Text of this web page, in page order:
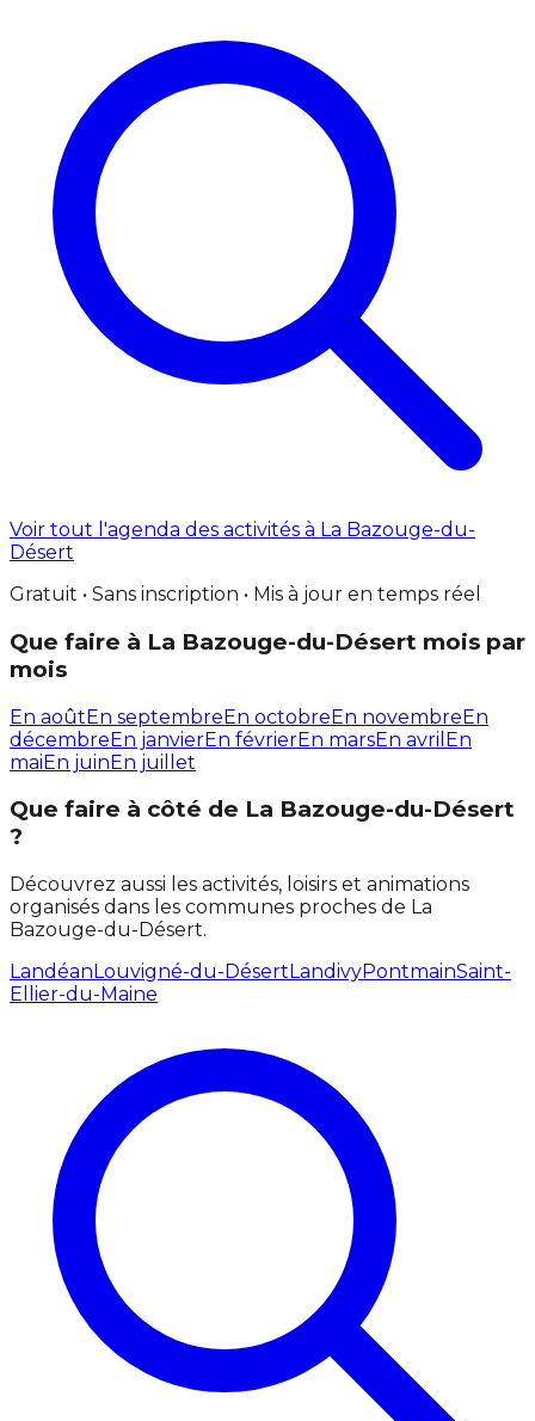
Voir tout l'agenda des activités à La Bazouge-du-
Désert
Gratuit • Sans inscription • Mis à jour en temps réel
Que faire à La Bazouge-du-Désert mois par
mois
En aoûtEn septembreEn octobreEn novembreEn
décembreEn janvierEn févrierEn marsEn avril En
maiEn juinEn juillet
Que faire à côté de La Bazouge-du-Désert
?
Découvrez aussi les activités, loisirs et animations
organisés dans les communes proches de La
Bazouge-du-Désert.
LandéanLouvigné-du-DésertLandivyPontmainSaint-
Ellier-du-Maine